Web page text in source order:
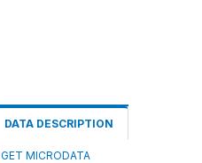
DATA DESCRIPTION
GET MICRODATA